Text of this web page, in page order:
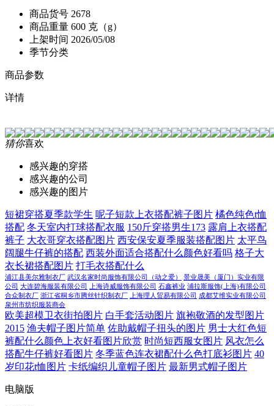
商品货号 2678
商品重量 600 克（g）
上架时间 2026/05/08
季节分类
商品参数
详情
猜你喜欢
感兴趣的穿搭
感兴趣的公司
感兴趣的图片
短裙穿搭夏季款学生 呢子短款上衣搭配裤子图片 橘色纯色t恤
搭配 冬天室内打球搭配衣服 150斤穿搭男生173 露肩上衣搭配
裤子 大衣哥穿衣搭配图片 西安保安夏季服装搭配图片 太平鸟
阔腿牛仔裤的搭配 西装外面适合搭配什么颜色好看吗 格子大
衣长裙搭配图片 打毛衣搭配什么
浦江县美尔雅制衣厂 武汉名家时尚服饰有限公司（动之爱）
景业晟美（厦门）实业有限
公司 大连碧海服装有限公司 上海诗威服饰有限公司 石鑫裤业 浦拉斯服饰(上海)有限公司
合众制衣厂 浙江省桐乡市腾丝针织制衣厂 上海理人贸易有限公司 成都艾维实业有限公司
泉州市纺织服装商会
欧美超模卫衣街拍图片 白手套活动图片 旗袍敬酒的发型图片
2015 渔夫帽子图片简单 佐助戴帽子扭头的图片 男士大红色短
裤配什么颜色上衣好看图片欣赏 时尚短西服女图片 风衣怎么
搭配牛仔裤好看图片 冬季蓝色连衣裙配什么色打底衫图片 40
岁印花t恤图片 卡纸编织儿童帽子图片 最新男式帽子图片
电脑版